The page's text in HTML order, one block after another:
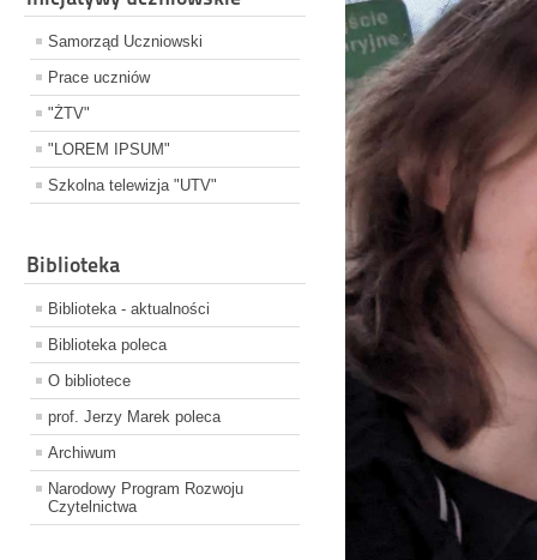
Samorząd Uczniowski
Prace uczniów
"ŻTV"
"LOREM IPSUM"
Szkolna telewizja "UTV"
Biblioteka
Biblioteka - aktualności
Biblioteka poleca
O bibliotece
prof. Jerzy Marek poleca
Archiwum
Narodowy Program Rozwoju
Czytelnictwa